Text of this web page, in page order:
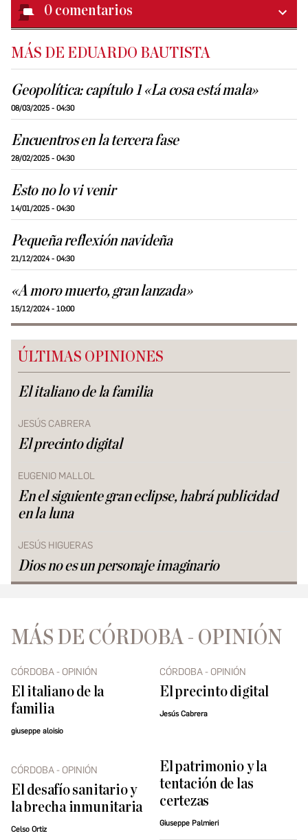
0 comentarios
MÁS DE EDUARDO BAUTISTA
Geopolítica: capítulo 1 «La cosa está mala»
08/03/2025 - 04:30
Encuentros en la tercera fase
28/02/2025 - 04:30
Esto no lo vi venir
14/01/2025 - 04:30
Pequeña reflexión navideña
21/12/2024 - 04:30
«A moro muerto, gran lanzada»
15/12/2024 - 10:00
ÚLTIMAS OPINIONES
El italiano de la familia
JESÚS CABRERA
El precinto digital
EUGENIO MALLOL
En el siguiente gran eclipse, habrá publicidad
en la luna
JESÚS HIGUERAS
Dios no es un personaje imaginario
MÁS DE CÓRDOBA - OPINIÓN
CÓRDOBA - OPINIÓN
El italiano de la
familia
giuseppe aloisio
CÓRDOBA - OPINIÓN
El precinto digital
Jesús Cabrera
CÓRDOBA - OPINIÓN
El desafío sanitario y
la brecha inmunitaria
Celso Ortiz
El patrimonio y la
tentación de las
certezas
Giuseppe Palmieri